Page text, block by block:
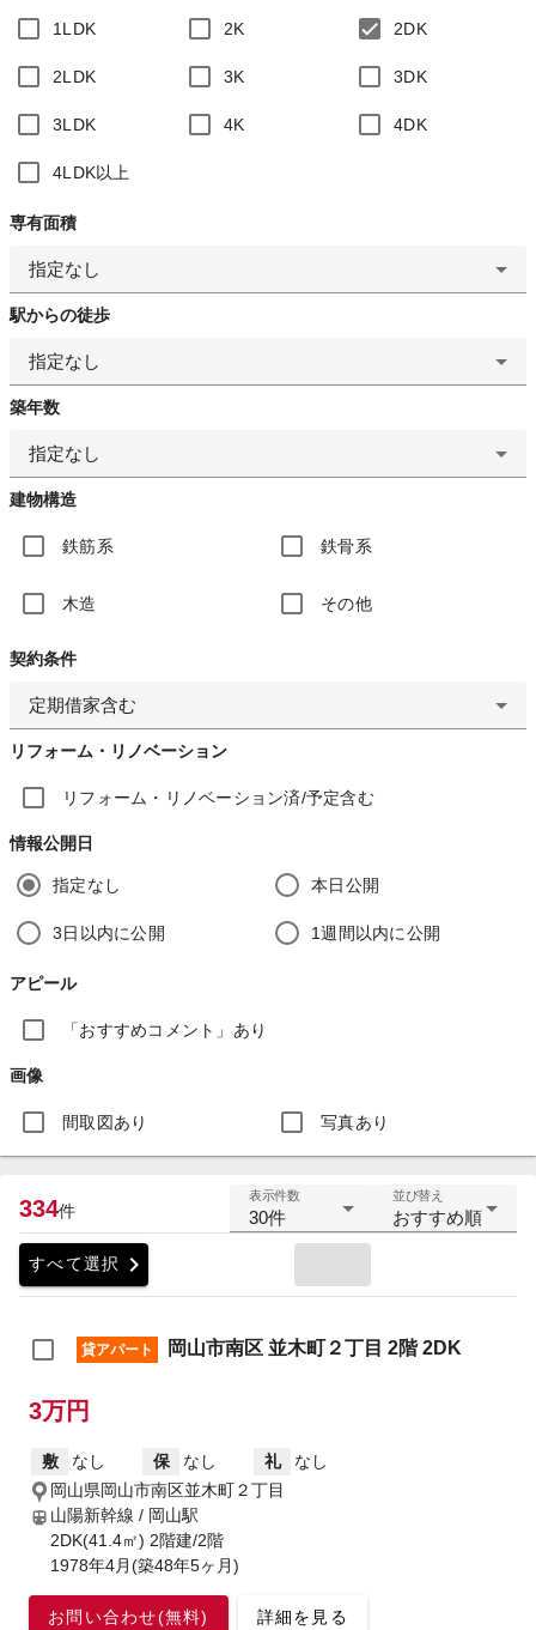
1LDK 2K 2DK
2LDK 3K 3DK
3LDK 4K 4DK
4LDK以上
専有面積
指定なし
駅からの徒歩
指定なし
築年数
指定なし
建物構造
鉄筋系 鉄骨系
木造 その他
契約条件
定期借家含む
リフォーム・リノベーション
リフォーム・リノベーション済/予定含む
情報公開日
指定なし 本日公開
3日以内に公開 1週間以内に公開
アピール
「おすすめコメント」あり
画像
間取図あり 写真あり
334件
表示件数
30件
並び替え
おすすめ順
すべて選択 chevron_right
貸アパート 岡山市南区 並木町２丁目 2階 2DK
3万円
敷 なし 保 なし 礼
なし
岡山県岡山市南区並木町２丁目
山陽新幹線 / 岡山駅
2DK(41.4㎡) 2階建/2階
1978年4月(築48年5ヶ月)
お問い合わせ(無料) 詳細を見る